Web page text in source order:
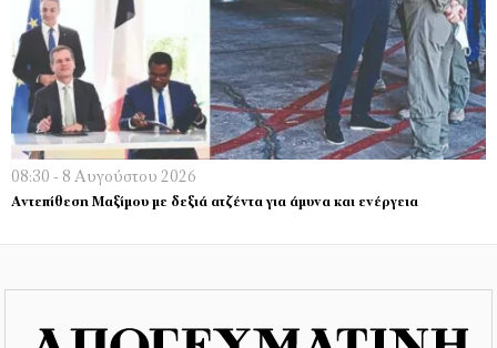
08:30 - 8 Αυγούστου 2026
Αντεπίθεση Μαξίμου με δεξιά ατζέντα για άμυνα και ενέργεια